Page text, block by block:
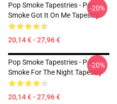
Pop Smoke Tapestries - Pop
Smoke Got It On Me Tapestry
20,14 € - 27,96 €
-20%
Pop Smoke Tapestries - Pop
Smoke For The Night Tapestry
20,14 € - 27,96 €
-20%